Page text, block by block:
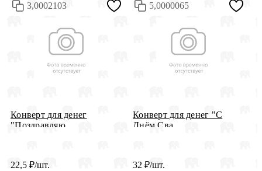
3,0002103
Конверт для денег
"Поздравляю...
22,5 ₽/шт.
5,0000065
Конверт для денег "С
Днём Сва...
32 ₽/шт.